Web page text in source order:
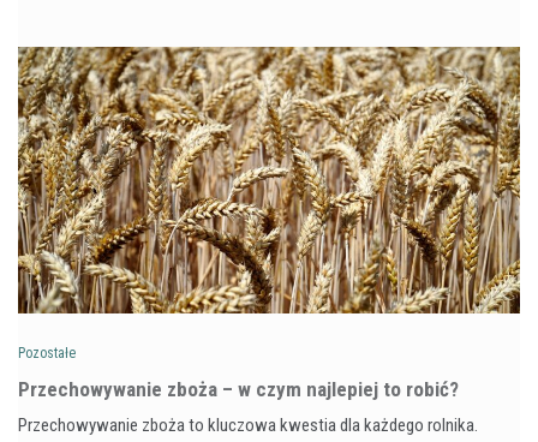
Pozostałe
Przechowywanie zboża – w czym najlepiej to robić?
Przechowywanie zboża to kluczowa kwestia dla każdego rolnika.